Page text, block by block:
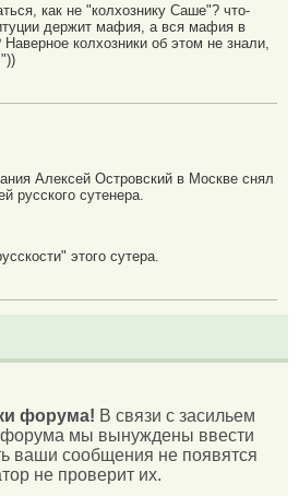
как не "колхознику Саше"? что-
держит мафия, а вся мафия в
Наверное колхозники об этом не знали,
Алексей Островский в Москве снял
русского сутенера.
этого сутера.
форума! В связи с засильем
мы вынуждены ввести
ваши сообщения не появятся
не проверит их.